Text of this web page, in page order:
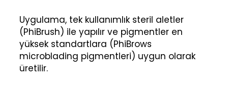
Uygulama, tek kullanımlık steril aletler
(PhiBrush) ile yapılır ve pigmentler en
yüksek standartlara (PhiBrows
microblading pigmentleri) uygun olarak
üretilir.